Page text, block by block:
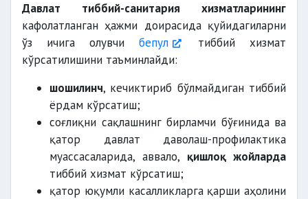
Давлат тиббий-санитария хизматларининг
кафолатланган ҳажми доирасида қуйидагиларни
ўз ичига олувчи бепул
тиббий хизмат
кўрсатилишини таъминлайди:
шошилинч, кечиктириб бўлмайдиган тиббий
ёрдам кўрсатиш;
соғлиқни сақлашнинг бирламчи бўғинида ва
қатор давлат даволаш-профилактика
муассасаларида, аввало, қишлоқ жойларда
тиббий хизмат кўрсатиш;
қатор юқумли касалликларга қарши аҳолини